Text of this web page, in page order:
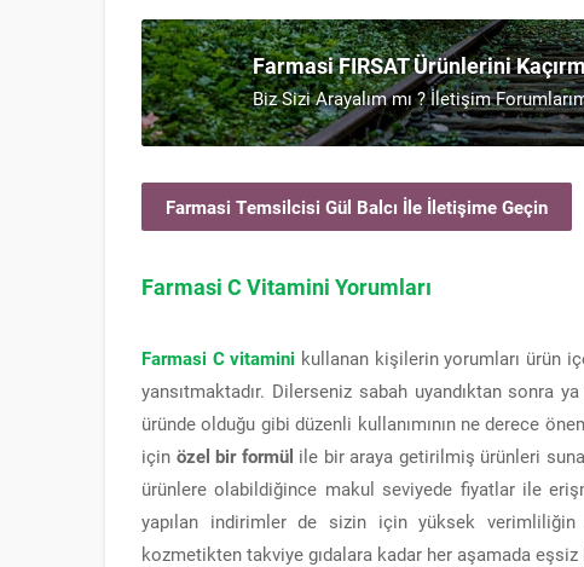
Farmasi FIRSAT Ürünlerini
Biz Sizi Arayalım mı ? İletişim
Farmasi Temsilcisi Gül Balcı İle İletişime Geçin
Farmasi C Vitamini Yorumları
Farmasi C vitamini kullanan kişilerin yorumları ürün
yansıtmaktadır. Dilerseniz sabah uyandıktan sonra
üründe olduğu gibi düzenli kullanımının ne derece
için özel bir formül ile bir araya getirilmiş ürünleri
ürünlere olabildiğince makul seviyede fiyatlar ile
yapılan indirimler de sizin için yüksek verimliliğin
kozmetikten takviye gıdalara kadar her aşamada